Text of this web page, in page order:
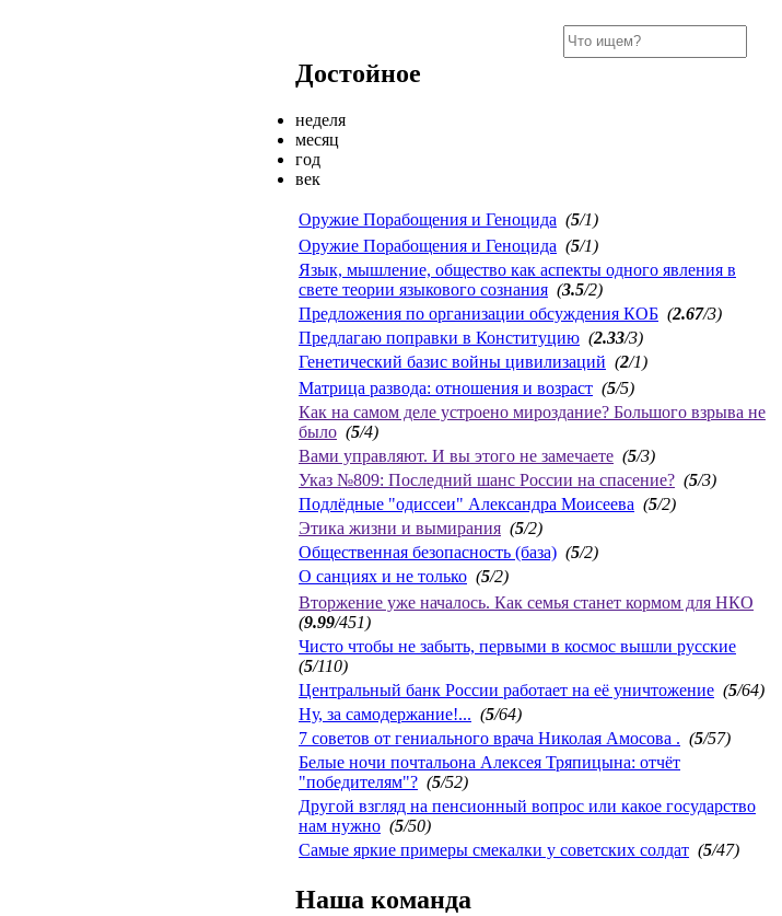
Достойное
неделя
месяц
год
век
Оружие Порабощения и Геноцида (5/1)
Оружие Порабощения и Геноцида (5/1)
Язык, мышление, общество как аспекты одного явления в
свете теории языкового сознания (3.5/2)
Предложения по организации обсуждения КОБ (2.67/3)
Предлагаю поправки в Конституцию (2.33/3)
Генетический базис войны цивилизаций (2/1)
Матрица развода: отношения и возраст (5/5)
Как на самом деле устроено мироздание? Большого взрыва не
было (5/4)
Вами управляют. И вы этого не замечаете (5/3)
Указ №809: Последний шанс России на спасение? (5/3)
Подлёдные "одиссеи" Александра Моисеева (5/2)
Этика жизни и вымирания (5/2)
Общественная безопасность (база) (5/2)
О санциях и не только (5/2)
Вторжение уже началось. Как семья станет кормом для НКО
(9.99/451)
Чисто чтобы не забыть, первыми в космос вышли русские
(5/110)
Центральный банк России работает на её уничтожение (5/64)
Ну, за самодержание!... (5/64)
7 советов от гениального врача Николая Амосова . (5/57)
Белые ночи почтальона Алексея Тряпицына: отчёт
"победителям"? (5/52)
Другой взгляд на пенсионный вопрос или какое государство
нам нужно (5/50)
Самые яркие примеры смекалки у советских солдат (5/47)
Наша команда